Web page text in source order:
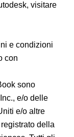
visitare
e condizioni
con
sono
e/o delle
e/o altre
della